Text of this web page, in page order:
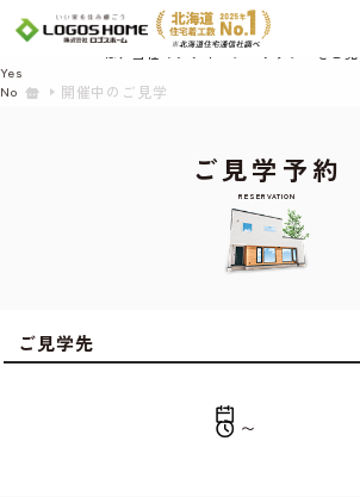
開催中のご見学
ご見学予約
RESERVATION
ご見学先
〜
Cookie を使用して、お客様の活動を追跡してもよろし
プライバシーを極めて重視しています。詳細について
は、当社のプライバシーポリシーをご覧
Yes
No